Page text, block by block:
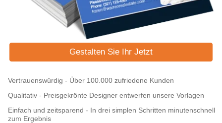
Vertrauenswürdig - Über 100.000 zufriedene Kunden
Qualitativ - Preisgekrönte Designer entwerfen unsere Vorlagen
Einfach und zeitsparend - In drei simplen Schritten minutenschnell
zum Ergebnis
Gestalten Sie Ihr Jetzt